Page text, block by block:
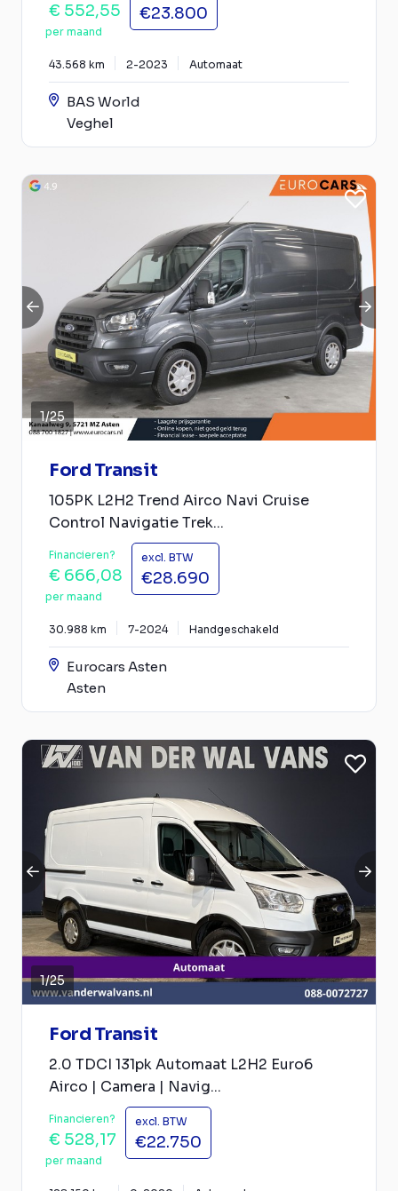
€ 552,55
per maand
€23.800
43.568 km 2-2023 Automaat
BAS World
Veghel
1/25
Ford Transit
105PK L2H2 Trend Airco Navi Cruise
Control Navigatie Trek...
Financieren?
€ 666,08
per maand
excl. BTW
€28.690
30.988 km 7-2024 Handgeschakeld
Eurocars Asten
Asten
1/25
Ford Transit
2.0 TDCI 131pk Automaat L2H2 Euro6
Airco | Camera | Navig...
Financieren?
€ 528,17
per maand
excl. BTW
€22.750